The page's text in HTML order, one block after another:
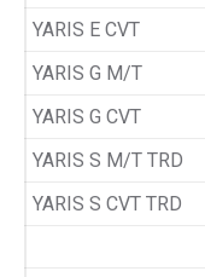
YARIS E CVT
YARIS G M/T
YARIS G CVT
YARIS S M/T TRD
YARIS S CVT TRD